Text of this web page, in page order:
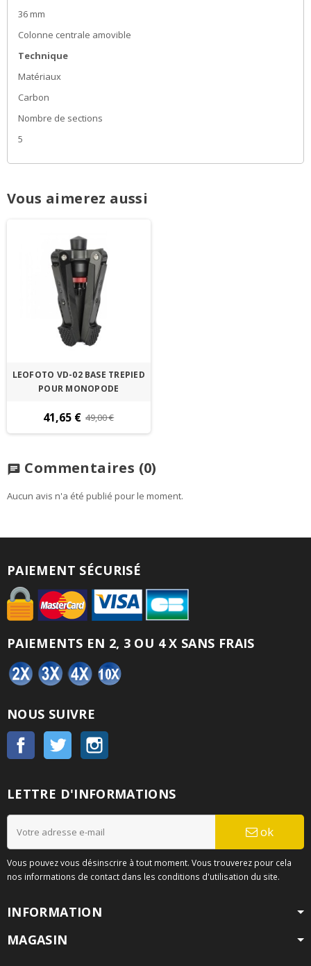
36 mm
Colonne centrale amovible
Technique
Matériaux
Carbon
Nombre de sections
5
Vous aimerez aussi
LEOFOTO VD-02 BASE TREPIED
POUR MONOPODE
41,65 € 49,00 €
chat Commentaires (0)
Aucun avis n'a été publié pour le moment.
PAIEMENT SÉCURISÉ
PAIEMENTS EN 2, 3 OU 4 X SANS FRAIS
NOUS SUIVRE
Facebook Twitter
LETTRE D'INFORMATIONS
ok
Vous pouvez vous désinscrire à tout moment. Vous trouverez pour cela
nos informations de contact dans les conditions d'utilisation du site.
INFORMATION
MAGASIN